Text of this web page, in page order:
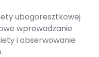
ubogoresztkowej
wprowadzanie
i obserwowanie